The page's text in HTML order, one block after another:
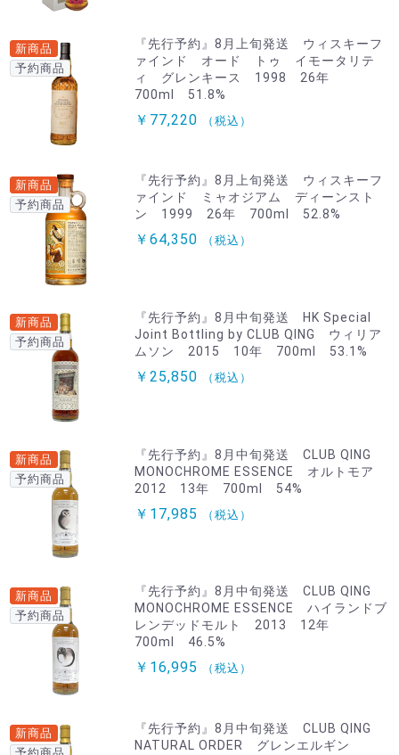
新商品
予約商品
『先行予約』8月上旬発送 ウィスキーフ
ァインド オード トゥ イモータリテ
ィ グレンキース 1998 26年
700ml 51.8%
￥77,220 （税込）
新商品
予約商品
『先行予約』8月上旬発送 ウィスキーフ
ァインド ミャオジアム ディーンスト
ン 1999 26年 700ml 52.8%
￥64,350 （税込）
新商品
予約商品
『先行予約』8月中旬発送 HK Special
Joint Bottling by CLUB QING ウィリア
ムソン 2015 10年 700ml 53.1%
￥25,850 （税込）
新商品
予約商品
『先行予約』8月中旬発送 CLUB QING
MONOCHROME ESSENCE オルトモア
2012 13年 700ml 54%
￥17,985 （税込）
新商品
予約商品
『先行予約』8月中旬発送 CLUB QING
MONOCHROME ESSENCE ハイランドブ
レンデッドモルト 2013 12年
700ml 46.5%
￥16,995 （税込）
新商品
『先行予約』8月中旬発送 CLUB QING
NATURAL ORDER グレンエルギン